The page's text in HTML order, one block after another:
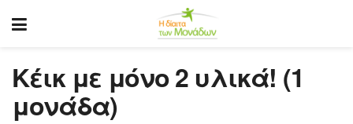
Kέικ με μόνο 2 υλικά! (1
μονάδα)